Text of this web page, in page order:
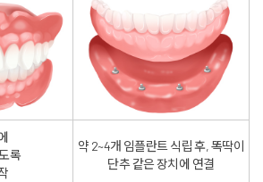
록
약 2~4개 임플란트 식립 후, 똑딱이
단추 같은 장치에 연결